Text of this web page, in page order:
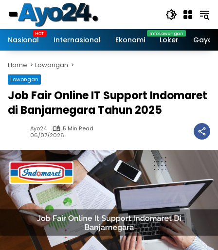
content
Nasional
Internasional Ekonomi Loker Gaya
Home Lowongan
Lowongan
Job Fair Online IT Support Indomaret
di Banjarnegara Tahun 2025
Ayo24
5 Min Read
06/07/2026